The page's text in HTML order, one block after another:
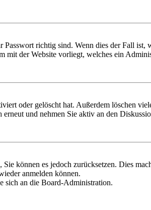
richtig sind. Wenn dies der Fall ist,
mit der Website vorliegt, welches ein
oder gelöscht hat. Außerdem löschen
und nehmen Sie aktiv an den
können es jedoch zurücksetzen. Dies
anmelden können.
sich an die Board-Administration.